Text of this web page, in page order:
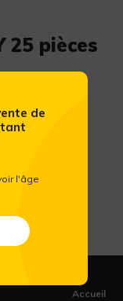
25 pièces
Accueil
de
l'âge